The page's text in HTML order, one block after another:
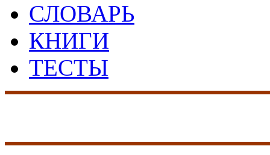
СЛОВАРЬ
КНИГИ
ТЕСТЫ